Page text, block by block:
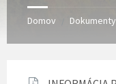
Domov Dokumenty